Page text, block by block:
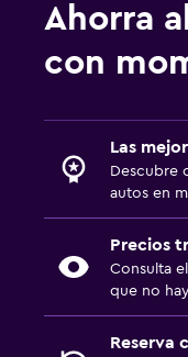
Ahorra
con
Las
Descubre
autos en
Precios
Consulta
que no
Reserva